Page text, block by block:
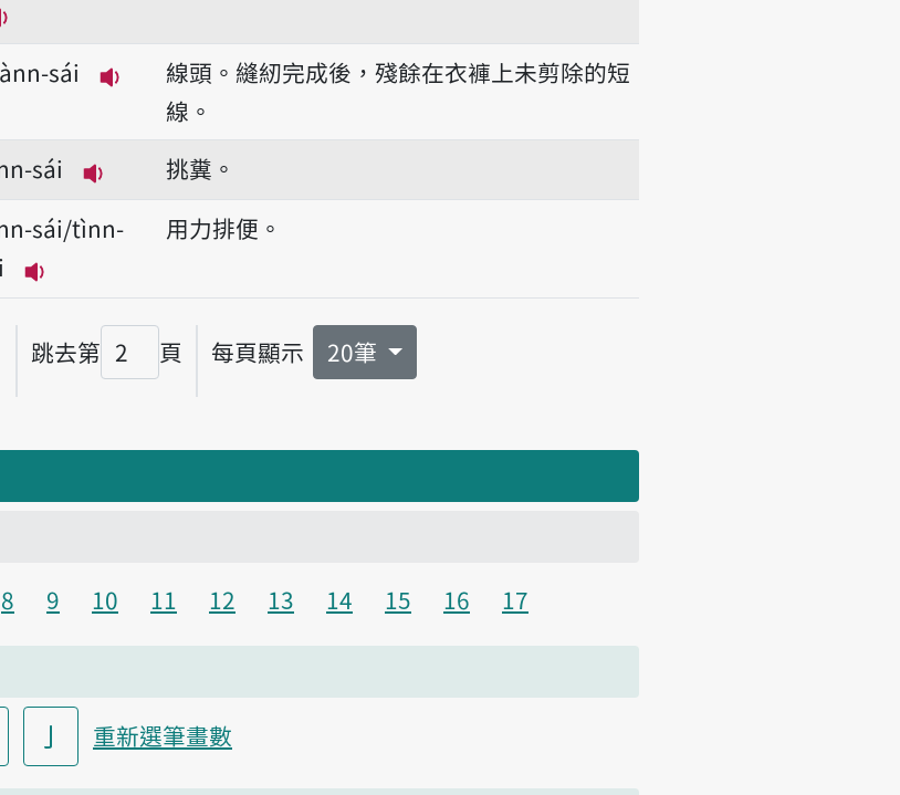
放音讀siàm-sái-jiō/siàm-sái-liō
sái
播放音讀suànn-sái
線頭。縫紉完成後，殘餘在衣褲上未剪除的短
線。
sái
播放音讀tann-sái
挑糞。
sái/tìnn-
播放音讀tènn-sái/tìnn-sái
用力排便。
跳去第
頁碼
頁 每頁顯示 20筆
8 9 10 11 12 13 14 15 16 17
亅 重新選筆畫數